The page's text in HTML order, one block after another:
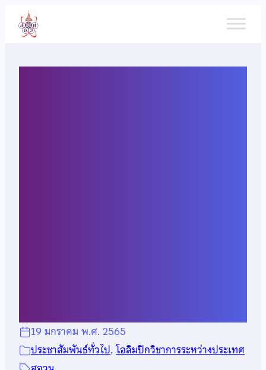
เนื้อหา
19 มกราคม พ.ศ. 2565
ประชาสัมพันธ์ทั่วไป, โอลิมปิกวิชาการระหว่างประเทศ